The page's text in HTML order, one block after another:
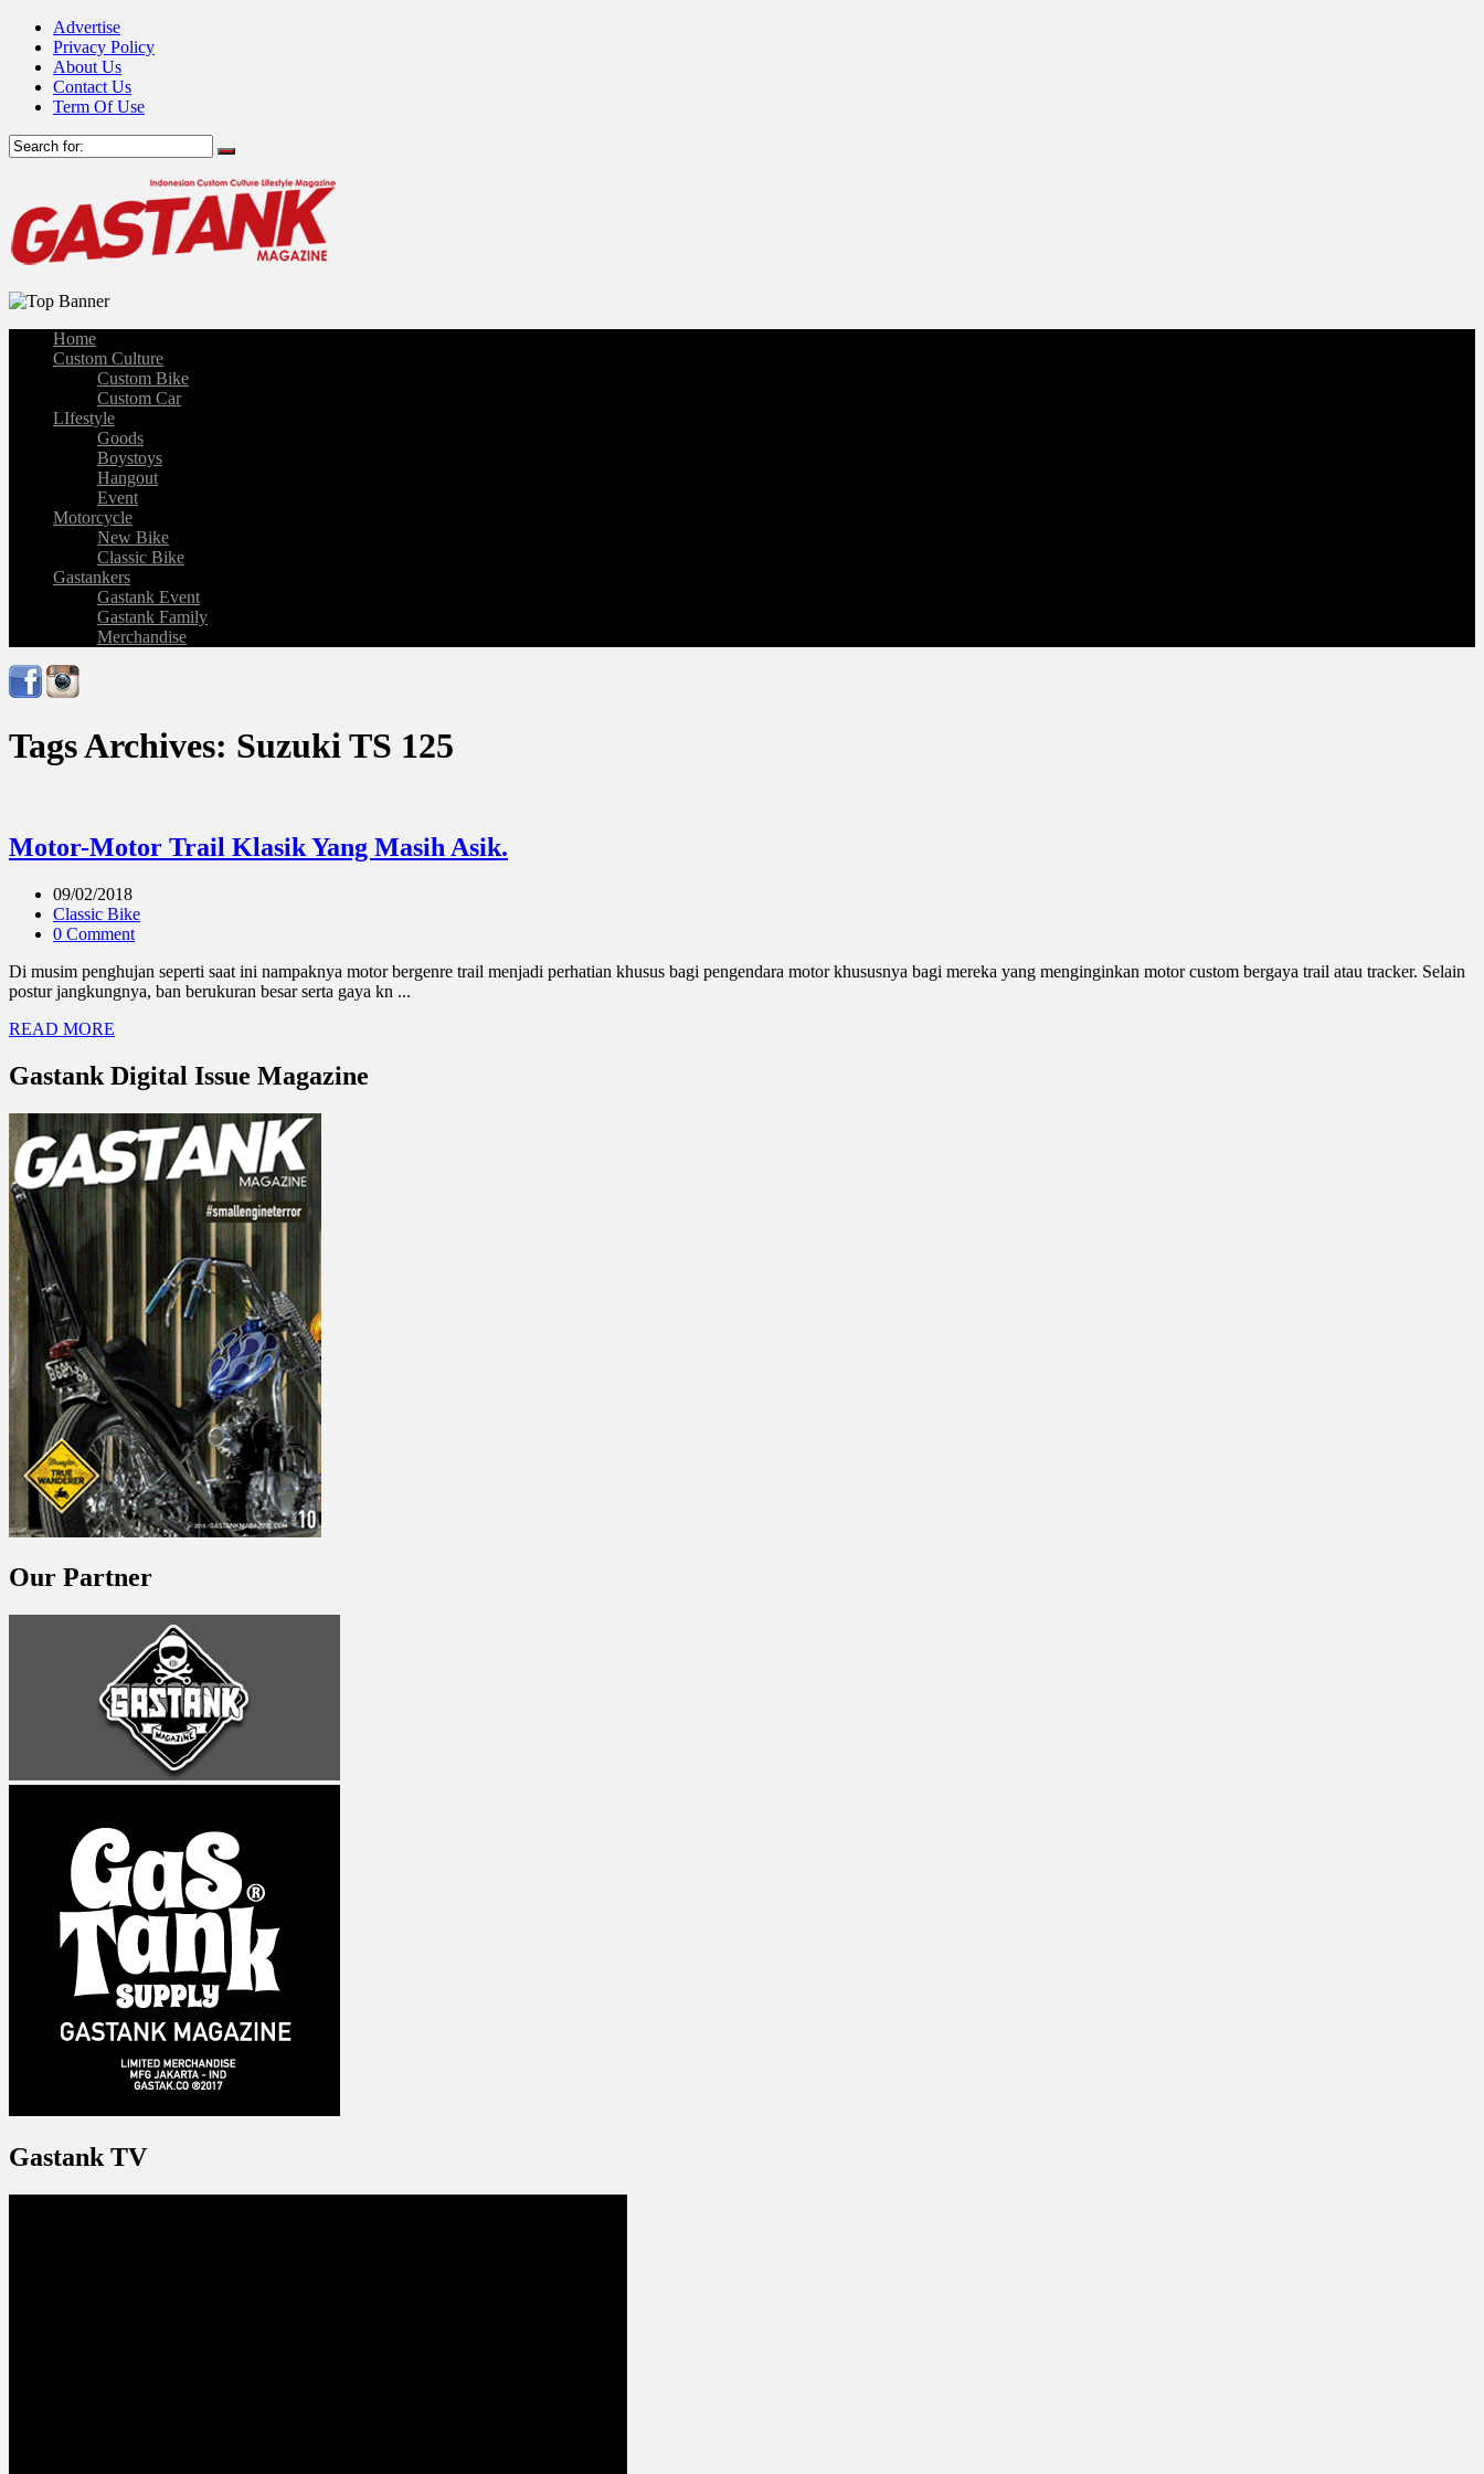
Advertise
Privacy Policy
About Us
Contact Us
Term Of Use
Home
Custom Culture
Custom Bike
Custom Car
LIfestyle
Goods
Boystoys
Hangout
Event
Motorcycle
New Bike
Classic Bike
Gastankers
Gastank Event
Gastank Family
Merchandise
Tags Archives: Suzuki TS 125
Motor-Motor Trail Klasik Yang Masih Asik.
09/02/2018
Classic Bike
0 Comment
Di musim penghujan seperti saat ini nampaknya motor bergenre trail menjadi perhatian khusus bagi pengendara motor khususnya bagi mereka yang menginginkan motor custom bergaya trail atau tracker. Selain
postur jangkungnya, ban berukuran besar serta gaya kn ...
READ MORE
Gastank Digital Issue Magazine
Our Partner
Gastank TV